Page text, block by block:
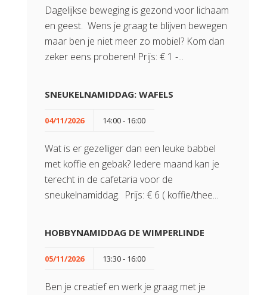
Dagelijkse beweging is gezond voor lichaam
en geest. Wens je graag te blijven bewegen
maar ben je niet meer zo mobiel? Kom dan
zeker eens proberen! Prijs: € 1 -...
SNEUKELNAMIDDAG: WAFELS
04/11/2026 14:00 - 16:00
Wat is er gezelliger dan een leuke babbel
met koffie en gebak? Iedere maand kan je
terecht in de cafetaria voor de
sneukelnamiddag. Prijs: € 6 ( koffie/thee...
HOBBYNAMIDDAG DE WIMPERLINDE
05/11/2026 13:30 - 16:00
Ben je creatief en werk je graag met je